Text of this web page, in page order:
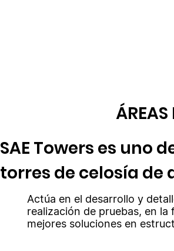
SAE Towers es uno
torres de celosía de
Actúa en el desarrollo y
realización de pruebas, en
mejores soluciones en